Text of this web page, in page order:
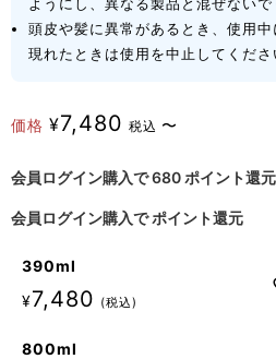
頭皮や髪に異常があるとき、使用
現れたときは使用を中止してくださ
価格 ¥7,480 税込 〜
会員ログイン購入で680 ポイント還元
会員ログイン購入で ポイント還元
390ml
¥7,480 税込
800ml